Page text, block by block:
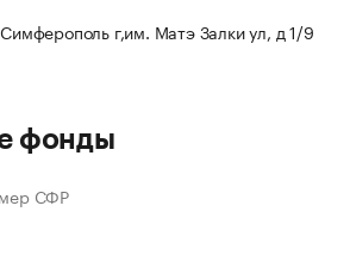
г,им. Матэ Залки ул, д 1/9
фонды
СФР